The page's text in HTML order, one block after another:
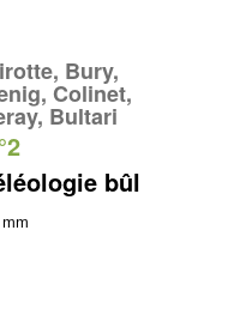
Bury,
Colinet,
Bultari
bûl